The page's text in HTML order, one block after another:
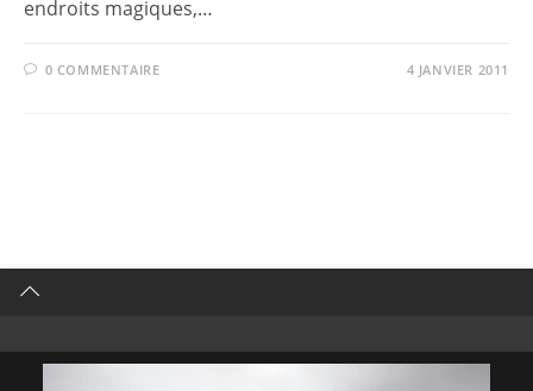
endroits magiques,…
0 COMMENTAIRE 4 JANVIER 2011